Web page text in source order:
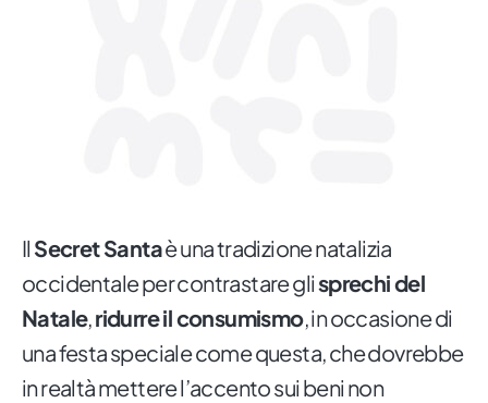
Il Secret Santaè una tradizione natalizia
occidentale per contrastare glisprechi del
Natale,ridurre il consumismo, in occasione di
una festa speciale come questa, che dovrebbe
in realtà mettere l’accento sui beni non